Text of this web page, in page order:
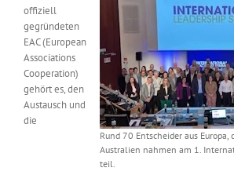
Messen & Events
Unternehmen
Interviews
Rund 70 Entscheider aus Europa,
Australien nahmen am 1.
teil.
offiziell
gegründeten
EAC (European
Associations
Cooperation)
gehört es, den
Austausch und
die